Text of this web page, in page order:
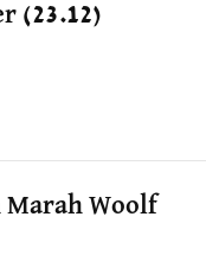
(23.12)
Marah Woolf